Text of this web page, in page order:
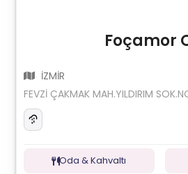
Foçamor
İZMİR
FEVZİ ÇAKMAK MAH.YILDIRIM
Oda & Kahvaltı